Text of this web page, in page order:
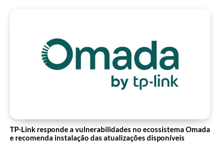
TP-Link responde a vulnerabilidades no ecossistema Omada
e recomenda instalação das atualizações disponíveis